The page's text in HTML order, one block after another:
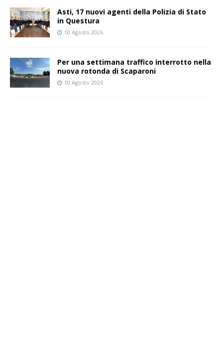
Asti, 17 nuovi agenti della Polizia di Stato
in Questura
10 Agosto 2026
Per una settimana traffico interrotto nella
nuova rotonda di Scaparoni
10 Agosto 2026